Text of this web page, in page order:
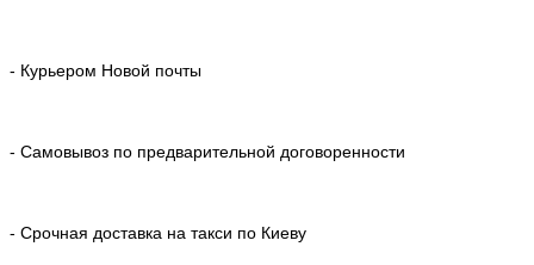
- Курьером Новой почты
- Самовывоз по предварительной договоренности
- Срочная доставка на такси по Киеву